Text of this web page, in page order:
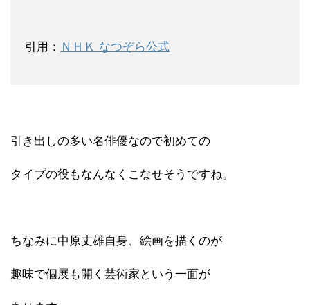
引用： ＮＨＫ なつぞら公式
引き出しの多い名俳優なので初めての
タイプの役もなんなくこなせそうですね。
ちなみに中原丈雄自身、絵画を描くのが
趣味で個展も開く芸術家という一面が